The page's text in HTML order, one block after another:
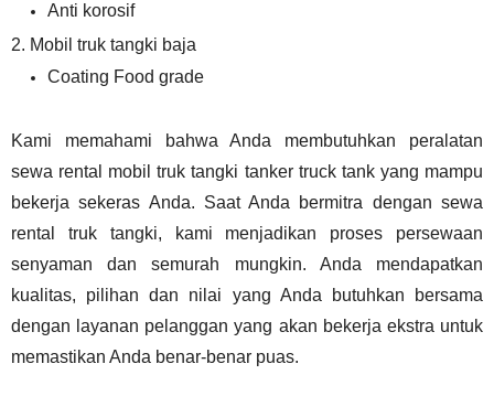
Anti korosif
2. Mobil truk tangki baja
Coating Food grade
Kami memahami bahwa Anda membutuhkan peralatan
sewa rental mobil truk tangki tanker truck tank yang mampu
bekerja sekeras Anda. Saat Anda bermitra dengan sewa
rental truk tangki, kami menjadikan proses persewaan
senyaman dan semurah mungkin. Anda mendapatkan
kualitas, pilihan dan nilai yang Anda butuhkan bersama
dengan layanan pelanggan yang akan bekerja ekstra untuk
memastikan Anda benar-benar puas.